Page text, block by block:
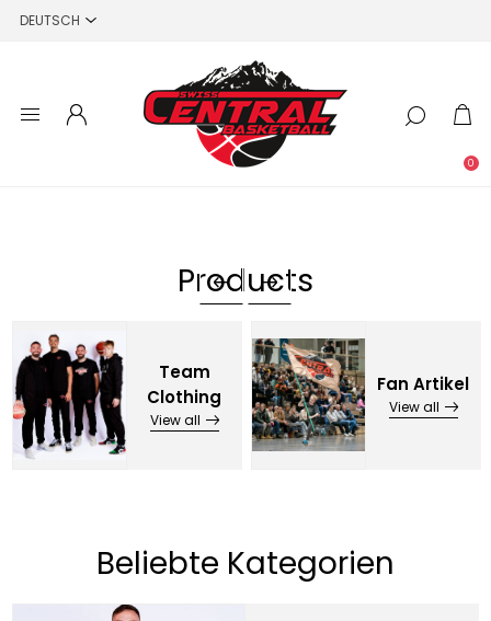
0
Products
Team
Clothing
View all
Fan Artikel
View all
Beliebte Kategorien